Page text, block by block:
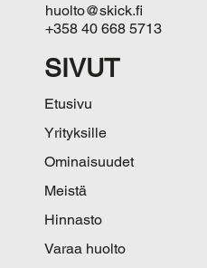
huolto@skick.fi
+358 40 668 5713
SIVUT
Etusivu
Yrityksille
Ominaisuudet
Meistä
Hinnasto
Varaa huolto